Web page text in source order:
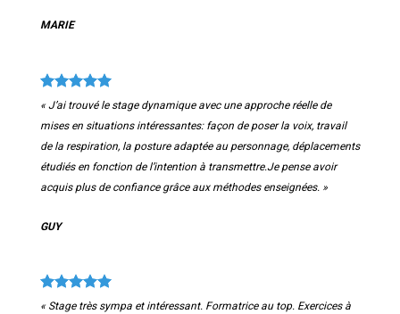
MARIE
« J’ai trouvé le stage dynamique avec une approche réelle de
mises en situations intéressantes: façon de poser la voix, travail
de la respiration, la posture adaptée au personnage, déplacements
étudiés en fonction de l’intention à transmettre.Je pense avoir
acquis plus de confiance grâce aux méthodes enseignées. »
GUY
« Stage très sympa et intéressant. Formatrice au top. Exercices à